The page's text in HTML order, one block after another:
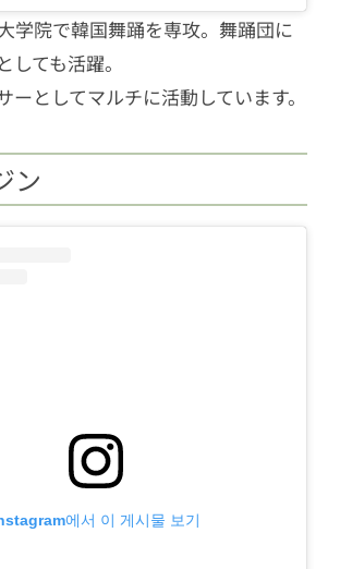
学院で韓国舞踊を専攻。舞踊団に
しても活躍。
ーとしてマルチに活動しています。
ン
에서 이 게시물 보기